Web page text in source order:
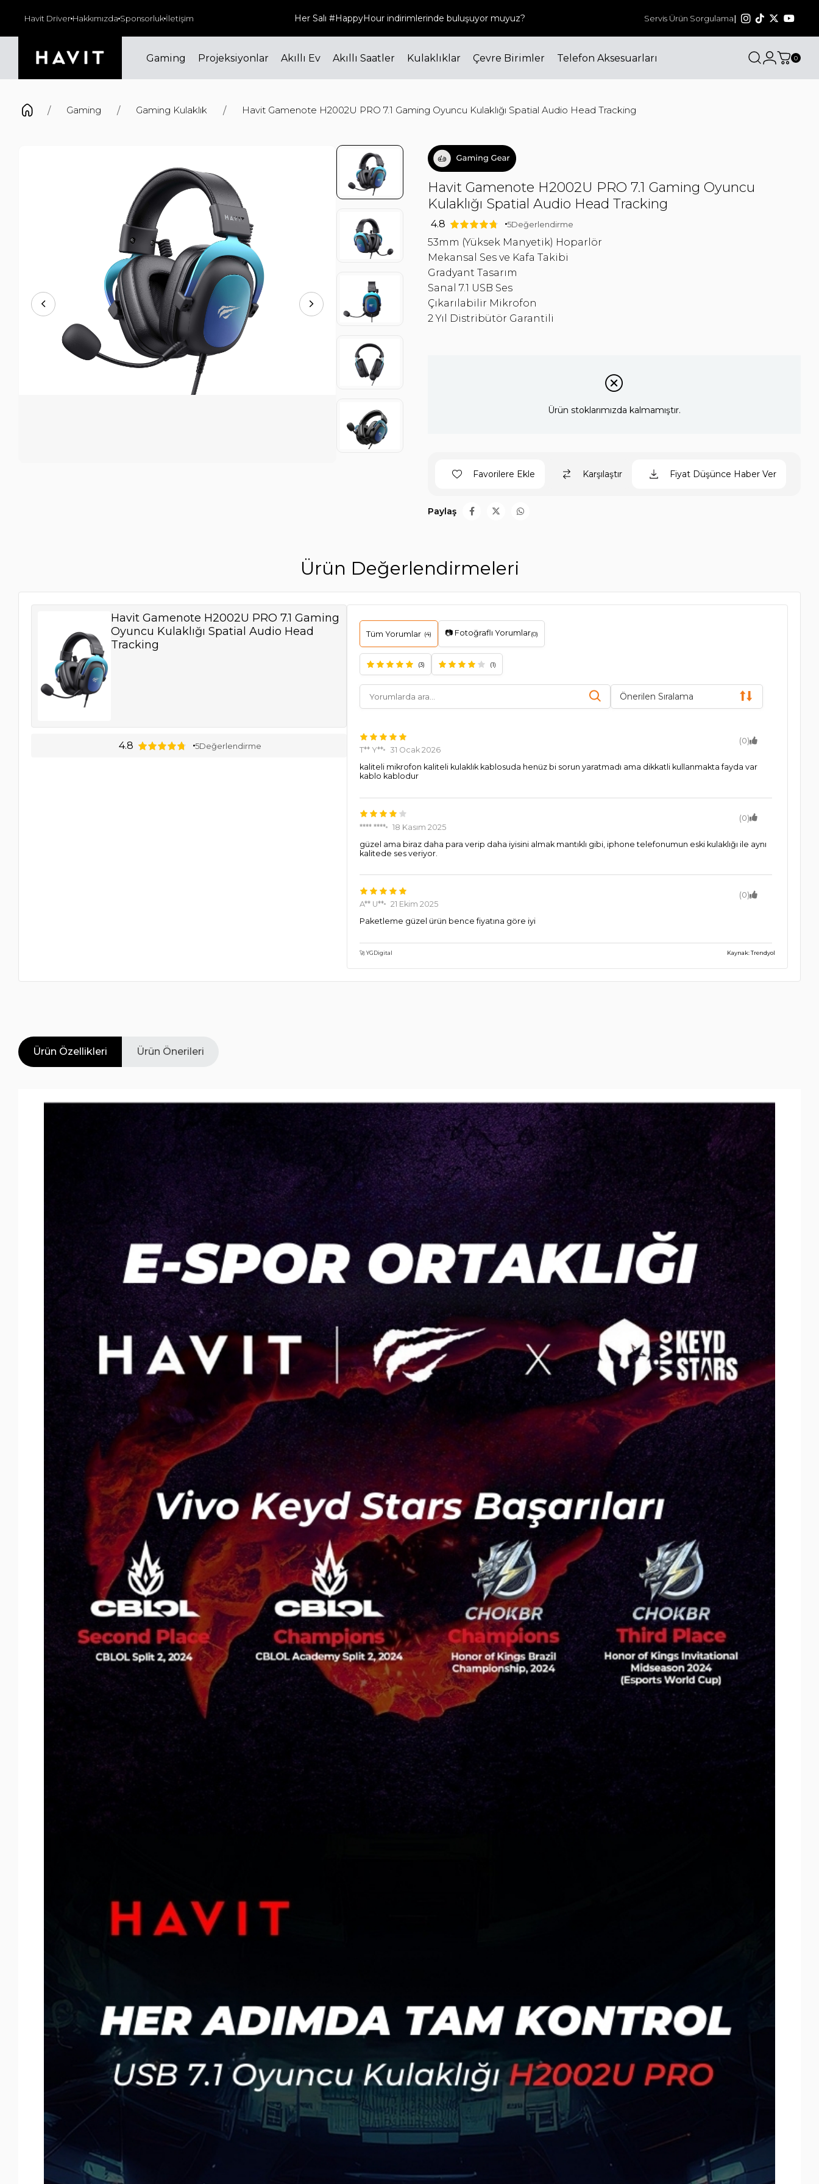
Havit Driver Hakkımızda Sponsorluk İletişim
ve üzeri siparişlerinizde kargo ücretsiz! Her Salı #HappyHour indirimlerinde buluşuyor muyuz? Bizi sosyal medyadan da takip edin!
Servis Ürün Sorgulama|
Gaming Projeksiyonlar Akıllı Ev Akıllı Saatler Kulaklıklar Çevre Birimler Telefon Aksesuarları 0
Gaming Gaming Kulaklık Havit Gamenote H2002U PRO 7.1 Gaming Oyuncu Kulaklığı Spatial Audio Head Tracking
Havit Gamenote H2002U PRO 7.1 Gaming Oyuncu
Kulaklığı Spatial Audio Head Tracking
4.8 5Değerlendirme
53mm (Yüksek Manyetik) Hoparlör
Mekansal Ses ve Kafa Takibi
Gradyant Tasarım
Sanal 7.1 USB Ses
Çıkarılabilir Mikrofon
2 Yıl Distribütör Garantili
Ürün stoklarımızda kalmamıştır.
Favorilere Ekle Karşılaştır Fiyat Düşünce Haber Ver
Paylaş
Ürün Değerlendirmeleri
Havit Gamenote H2002U PRO 7.1 Gaming
Oyuncu Kulaklığı Spatial Audio Head
Tracking
4.8 5Değerlendirme
Tüm Yorumlar (4) 📷 Fotoğraflı Yorumlar(0)
(3) (1)
Önerilen Sıralama
(0)
T** Y**
31 Ocak 2026
kaliteli mikrofon kaliteli kulaklık kablosuda henüz bi sorun yaratmadı ama dikkatli kullanmakta fayda var
kablo kablodur
(0)
**** ****
18 Kasım 2025
güzel ama biraz daha para verip daha iyisini almak mantıklı gibi, iphone telefonumun eski kulaklığı ile aynı
kalitede ses veriyor.
(0)
A** U**
21 Ekim 2025
Paketleme güzel ürün bence fiyatına göre iyi
🚀 YGDigital Kaynak: Trendyol
Ürün Özellikleri Ürün Önerileri